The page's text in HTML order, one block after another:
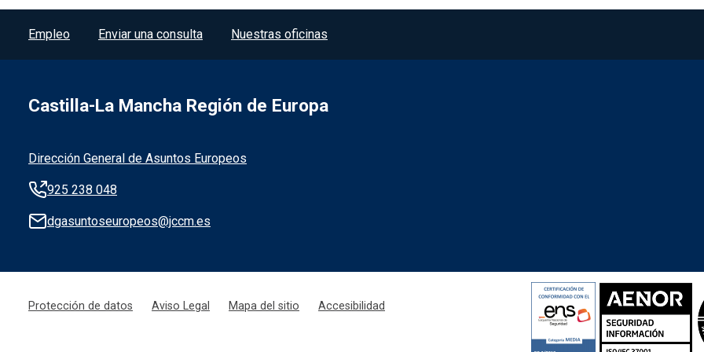
Menú del pie
Empleo Enviar una consulta Nuestras oficinas
Castilla-La Mancha Región de Europa
Información de la institución
Dirección General de Asuntos Europeos
925 238 048
dgasuntoseuropeos@jccm.es
Protección de datos Aviso Legal Mapa del sitio Accesibilidad